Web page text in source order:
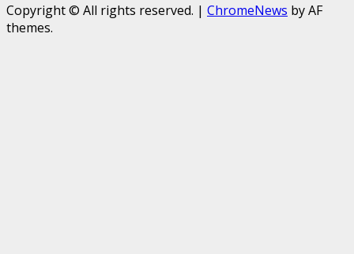
Copyright © All rights reserved. | ChromeNews by AF
themes.